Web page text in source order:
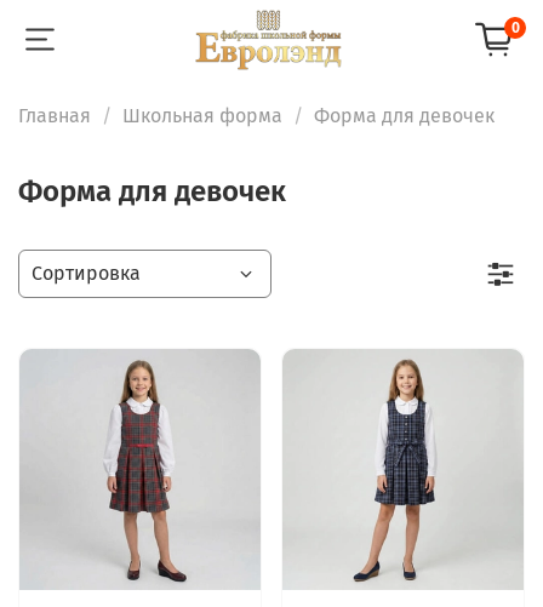
0
Главная Школьная форма Форма для девочек
Форма для девочек